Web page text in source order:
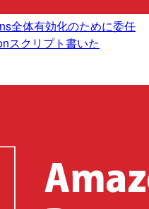
全体有効化のために委任
スクリプト書いた